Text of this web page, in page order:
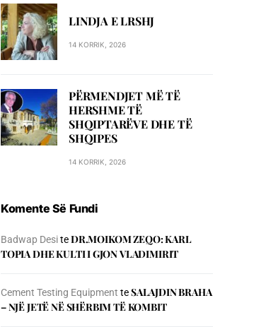
LINDJA E LRSHJ
14 KORRIK, 2026
PËRMENDJET MË TË
HERSHME TË
SHQIPTARËVE DHE TË
SHQIPES
14 KORRIK, 2026
Komente Së Fundi
Badwap DesiteDR.MOIKOM ZEQO: KARL
TOPIA DHE KULTI I GJON VLADIMIRIT
Cement Testing Equipment teSALAJDIN BRAHA
– NJЁ JETЁ NЁ SHЁRBIM TЁ KOMBIT